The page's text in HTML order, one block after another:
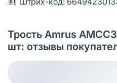
Трость Amrus
шт: отзывы